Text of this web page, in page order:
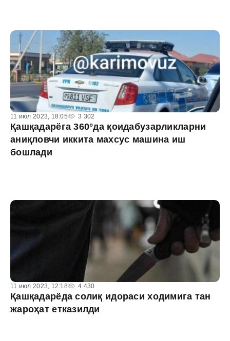
11 июл 2023, 18:05 3 302
Қашқадарёга 360°да қоидабузарликларни
аниқловчи иккита махсус машина иш
бошлади
11 июл 2023, 12:18 4 430
Қашқадарёда солиқ идораси ходимига тан
жароҳат етказилди